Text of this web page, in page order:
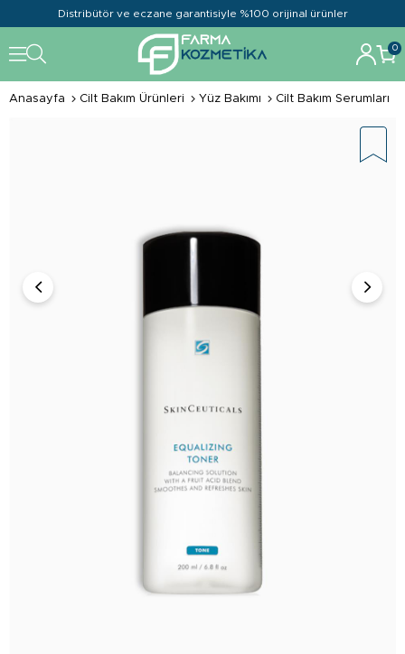
Distribütör ve eczane garantisiyle %100 orijinal ürünler
0
Anasayfa Cilt Bakım Ürünleri Yüz Bakımı Cilt Bakım Serumları